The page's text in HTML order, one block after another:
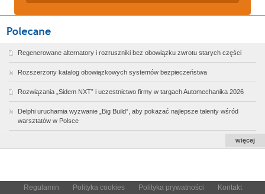
Regenerowane alternatory i rozruszniki bez obowiązku zwrotu starych części
Rozszerzony katalog obowiązkowych systemów bezpieczeństwa
Rozwiązania „Sidem NXT” i uczestnictwo firmy w targach Automechanika 2026
Delphi uruchamia wyzwanie „Big Build”, aby pokazać najlepsze talenty wśród
warsztatów w Polsce
więcej
Regulamin Polityka cookies Polityka prywatności Kontakt